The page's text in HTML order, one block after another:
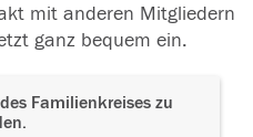
mit anderen Mitgliedern
ganz bequem ein.
Familienkreises zu